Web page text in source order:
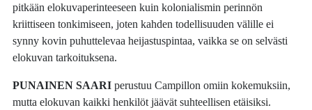
pitkään elokuvaperinteeseen kuin kolonialismin perinnön
kriittiseen tonkimiseen, joten kahden todellisuuden välille ei
synny kovin puhuttelevaa heijastuspintaa, vaikka se on selvästi
elokuvan tarkoituksena.
PUNAINEN SAARI perustuu Campillon omiin kokemuksiin,
mutta elokuvan kaikki henkilöt jäävät suhteellisen etäisiksi.